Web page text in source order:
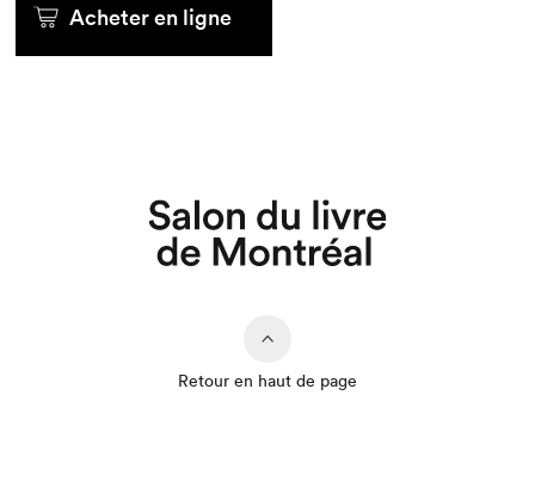
Acheter en ligne
Retour en haut de page